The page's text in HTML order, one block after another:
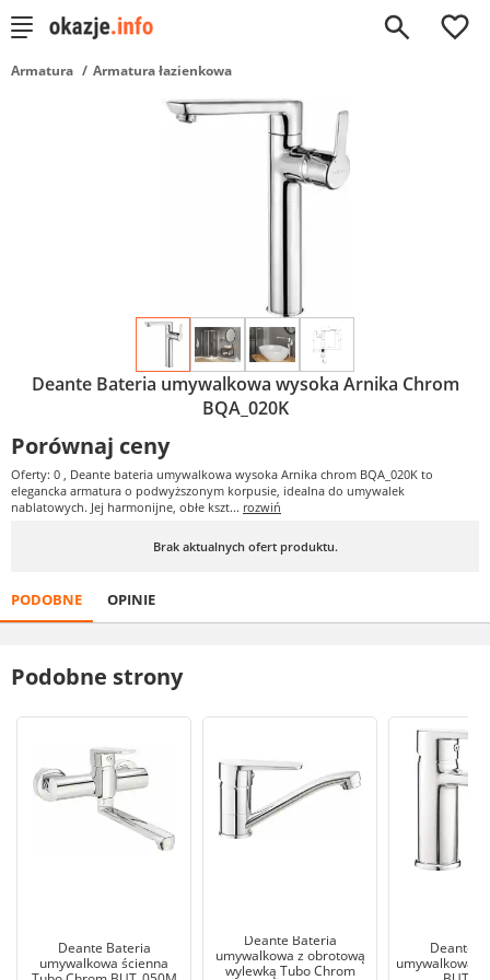
0
Armatura Armatura łazienkowa
Deante Bateria umywalkowa wysoka Arnika Chrom
BQA_020K
Porównaj ceny
Oferty: 0 , Deante bateria umywalkowa wysoka Arnika chrom BQA_020K to
elegancka armatura o podwyższonym korpusie, idealna do umywalek
nablatowych. Jej harmonijne, obłe kszt... rozwiń
Brak aktualnych ofert produktu.
PODOBNE OPINIE
Podobne strony
Deante Bateria
umywalkowa ścienna
Deante Bateria
umywalkowa z obrotową
wylewką Tubo Chrom
Deante
umywalkowa